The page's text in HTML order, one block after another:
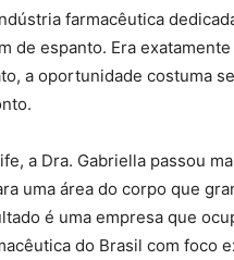
farmacêutica
de espanto. Era
a oportunidade costuma
a Dra. Gabriella passou
uma área do corpo que
é uma empresa que
do Brasil com foco